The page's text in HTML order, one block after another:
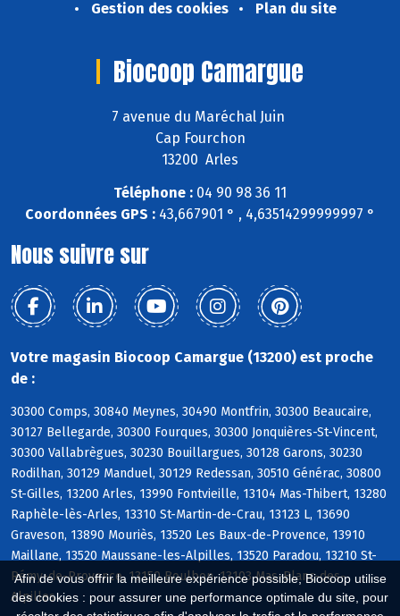
Afin de vous offrir la meilleure expérience possible, Biocoop utilise
des cookies : pour assurer une performance optimale du site, pour
Gestion des cookies
Plan du site
Biocoop Camargue
7 avenue du Maréchal Juin
Cap Fourchon
13200 Arles
Téléphone : 04 90 98 36 11
Coordonnées GPS : 43,667901 ° , 4,63514299999997 °
Nous suivre sur
Votre magasin Biocoop Camargue (13200) est proche
de :
30300 Comps, 30840 Meynes, 30490 Montfrin, 30300 Beaucaire,
30127 Bellegarde, 30300 Fourques, 30300 Jonquières-St-Vincent,
30300 Vallabrègues, 30230 Bouillargues, 30128 Garons, 30230
Rodilhan, 30129 Manduel, 30129 Redessan, 30510 Générac, 30800
St-Gilles, 13200 Arles, 13990 Fontvieille, 13104 Mas-Thibert, 13280
Raphèle-lès-Arles, 13310 St-Martin-de-Crau, 13123 L, 13690
Graveson, 13890 Mouriès, 13520 Les Baux-de-Provence, 13910
Maillane, 13520 Maussane-les-Alpilles, 13520 Paradou, 13210 St-
Rémy-de-Provence, 13150 Boulbon, 13103 Mas-Blanc-des-
Alpilles